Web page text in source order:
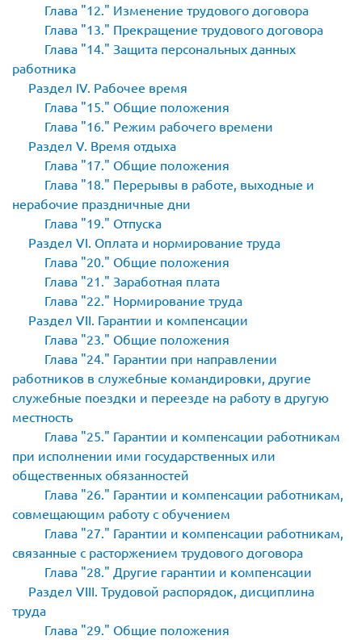
Глава 12.
Изменение трудового договора
Глава 13.
Прекращение трудового договора
Глава 14. Защита персональных данных
работника
Раздел IV. Рабочее время
Глава 15.
Общие положения
Глава 16.
Режим рабочего времени
Раздел V. Время отдыха
Глава 17.
Общие положения
Глава 18.
Перерывы в работе, выходные и
нерабочие праздничные дни
Глава 19.
Отпуска
Раздел VI. Оплата и нормирование труда
Глава 20.
Общие положения
Глава 21. Заработная плата
Глава 22.
Нормирование труда
Раздел VII. Гарантии и компенсации
Глава 23.
Общие положения
Глава 24.
Гарантии при направлении
работников в служебные командировки, другие
служебные поездки и переезде на работу в другую
местность
Глава 25.
Гарантии и компенсации работникам
при исполнении ими государственных или
общественных обязанностей
Глава 26.
Гарантии и компенсации работникам,
совмещающим работу с обучением
Глава 27.
Гарантии и компенсации работникам,
связанные с расторжением трудового договора
Глава 28.
Другие гарантии и компенсации
Раздел VIII. Трудовой распорядок, дисциплина
труда
Глава 29.
Общие положения